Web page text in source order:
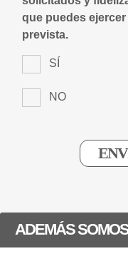
que puedes
prevista.
SÍ
NO
ADEMÁS SOMOS